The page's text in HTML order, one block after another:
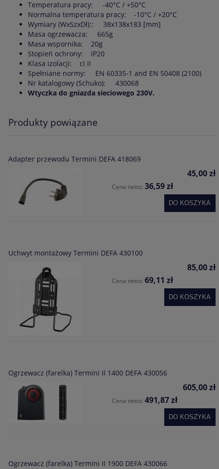
Temperatura pracy: -40°C / +50°C
Normalna temperatura pracy: -10°C / +20°C
Wymiary (WxSzxDł):: 38x138x183 [mm]
Masa ogrzewacza: 665g
Masa wspornika: 20g
Stopień ochrony: IP20
Klasa izolacji: cl II
Spełniane normy: EN 60335-1 and EN 50408 (2100)
Nr katalogowy (Schuko): 430068
Wtyczka do gniazda sieciowego 230V.
Produkty powiązane
Adapter przewodu Termini DEFA 418069
45,00 zł
Cena netto: 36,59 zł
DO KOSZYKA
Uchwyt montażowy Termini DEFA 430100
85,00 zł
Cena netto: 69,11 zł
DO KOSZYKA
Ogrzewacz (farelka) Termini II 1400 DEFA 430056
605,00 zł
Cena netto: 491,87 zł
DO KOSZYKA
Ogrzewacz (farelka) Termini II 1900 DEFA 430066